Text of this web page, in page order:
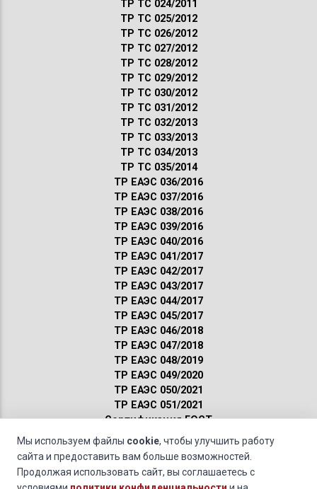
ТР ТС 024/2011
ТР ТС 025/2012
ТР ТС 026/2012
ТР ТС 027/2012
ТР ТС 028/2012
ТР ТС 029/2012
ТР ТС 030/2012
ТР ТС 031/2012
ТР ТС 032/2013
ТР ТС 033/2013
ТР ТС 034/2013
ТР ТС 035/2014
ТР ЕАЭС 036/2016
ТР ЕАЭС 037/2016
ТР ЕАЭС 038/2016
ТР ЕАЭС 039/2016
ТР ЕАЭС 040/2016
ТР ЕАЭС 041/2017
ТР ЕАЭС 042/2017
ТР ЕАЭС 043/2017
ТР ЕАЭС 044/2017
ТР ЕАЭС 045/2017
ТР ЕАЭС 046/2018
ТР ЕАЭС 047/2018
ТР ЕАЭС 048/2019
ТР ЕАЭС 049/2020
ТР ЕАЭС 050/2021
ТР ЕАЭС 051/2021
Сертификация ГОСТ
Санитарные нормы
Пожарные нормы
Взрывозащищенное оборудование »
Мы используем файлы cookie, чтобы улучшить работу
сайта и предоставить вам больше возможностей.
Продолжая использовать сайт, вы соглашаетесь с